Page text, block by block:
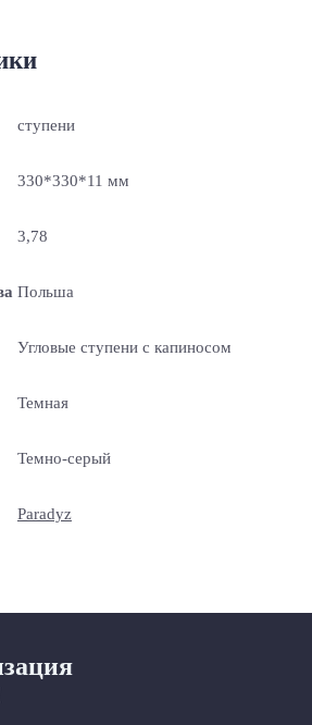
ступени
330*330*11 мм
3,78
Польша
Угловые ступени с капиносом
Темная
Темно-серый
Paradyz